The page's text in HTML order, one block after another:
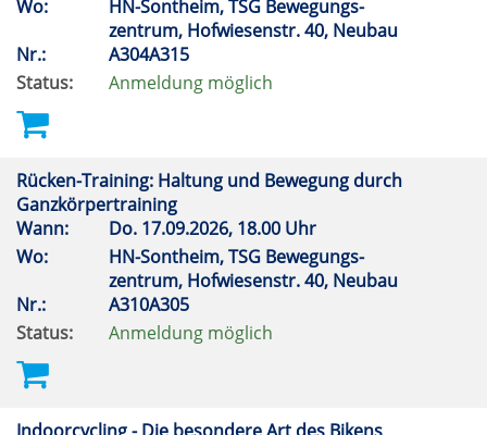
Wo:
HN-Sontheim, TSG Bewegungs-
zentrum, Hofwiesenstr. 40, Neubau
Nr.:
A304A315
Status:
Anmeldung möglich
Rücken-Training: Haltung und Bewegung durch
Ganzkörpertraining
Wann:
Do. 17.09.2026, 18.00 Uhr
Wo:
HN-Sontheim, TSG Bewegungs-
zentrum, Hofwiesenstr. 40, Neubau
Nr.:
A310A305
Status:
Anmeldung möglich